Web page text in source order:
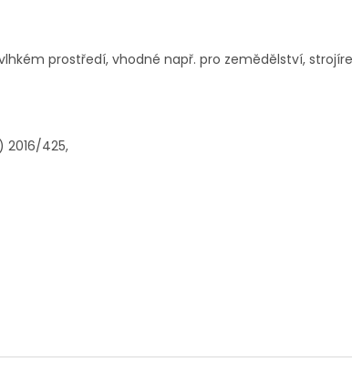
prostředí, vhodné např. pro zemědělství,
2016/425,